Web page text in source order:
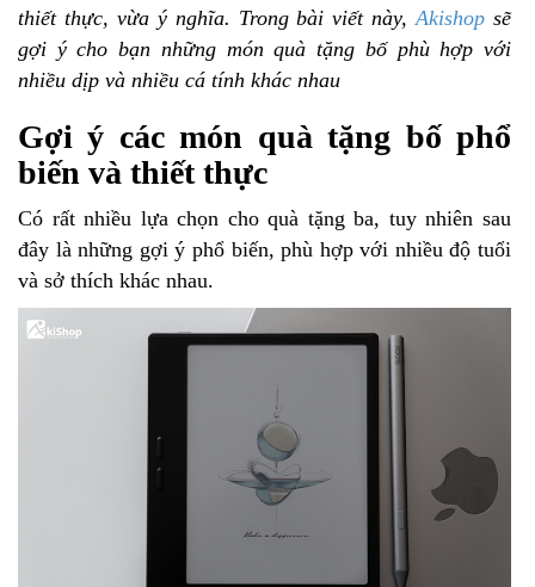
thiết thực, vừa ý nghĩa. Trong bài viết này,Akishop sẽ
gợi ý cho bạn những món quà tặng bố phù hợp với
nhiều dịp và nhiều cá tính khác nhau
Gợi ý các món quà tặng bố phổ
biến và thiết thực
Có rất nhiều lựa chọn cho quà tặng ba, tuy nhiên sau
đây là những gợi ý phổ biến, phù hợp với nhiều độ tuổi
và sở thích khác nhau.